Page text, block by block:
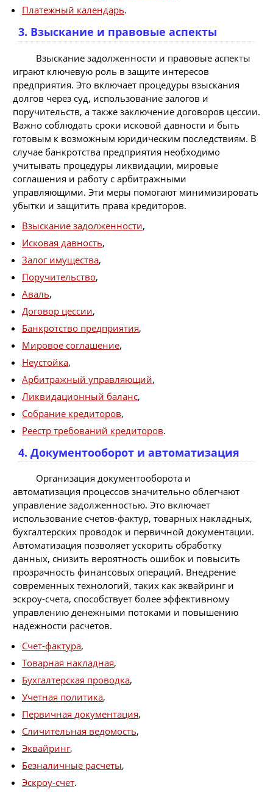
Платежный календарь.
3. Взыскание и правовые аспекты
Взыскание задолженности и правовые аспекты
играют ключевую роль в защите интересов
предприятия. Это включает процедуры взыскания
долгов через суд, использование залогов и
поручительств, а также заключение договоров цессии.
Важно соблюдать сроки исковой давности и быть
готовым к возможным юридическим последствиям. В
случае банкротства предприятия необходимо
учитывать процедуры ликвидации, мировые
соглашения и работу с арбитражными
управляющими. Эти меры помогают минимизировать
убытки и защитить права кредиторов.
Взыскание задолженности,
Исковая давность,
Залог имущества,
Поручительство,
Аваль,
Договор цессии,
Банкротство предприятия,
Мировое соглашение,
Неустойка,
Арбитражный управляющий,
Ликвидационный баланс,
Собрание кредиторов,
Реестр требований кредиторов.
4. Документооборот и автоматизация
Организация документооборота и
автоматизация процессов значительно облегчают
управление задолженностью. Это включает
использование счетов-фактур, товарных накладных,
бухгалтерских проводок и первичной документации.
Автоматизация позволяет ускорить обработку
данных, снизить вероятность ошибок и повысить
прозрачность финансовых операций. Внедрение
современных технологий, таких как эквайринг и
эскроу-счета, способствует более эффективному
управлению денежными потоками и повышению
надежности расчетов.
Счет-фактура,
Товарная накладная,
Бухгалтерская проводка,
Учетная политика,
Первичная документация,
Сличительная ведомость,
Эквайринг,
Безналичные расчеты,
Эскроу-счет.